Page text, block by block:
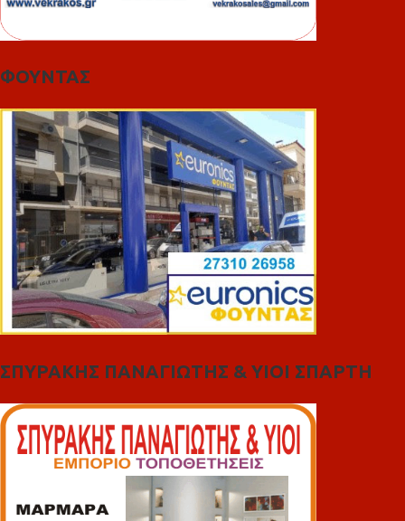
ΦΟΥΝΤΑΣ
ΣΠΥΡΑΚΗΣ ΠΑΝΑΓΙΩΤΗΣ & YIOI ΣΠΑΡΤΗ